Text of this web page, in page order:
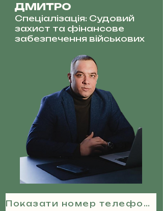
ДМИТРО
Спеціалізація: Судовий
захист та фінансове
забезпечення військових
Показати номер телефону